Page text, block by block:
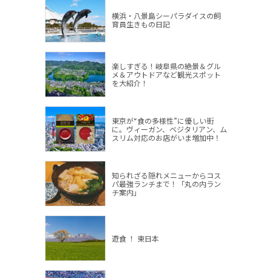
横浜・八景島シーパラダイスの飼
育員生きもの日記
楽しすぎる！岐阜県の絶景＆グル
メ＆アウトドアなど観光スポット
を大紹介！
東京が“食の多様性”に優しい街
に。ヴィーガン、ベジタリアン、ム
スリム対応のお店がいま増加中！
知られざる隠れメニューからコス
パ最強ランチまで！「丸の内ラン
チ案内」
遊食 ！ 東日本